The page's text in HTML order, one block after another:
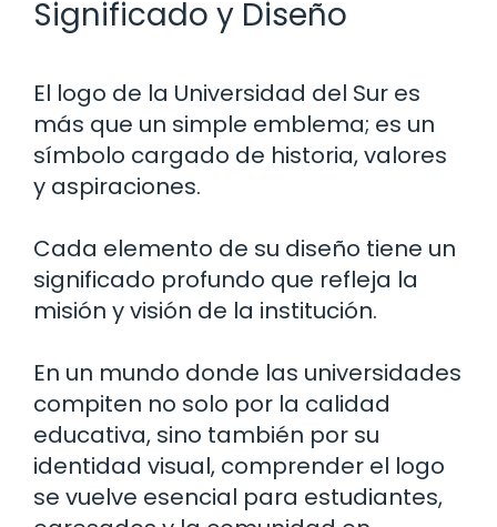
Significado y Diseño
El logo de la Universidad del Sur es
más que un simple emblema; es un
símbolo cargado de historia, valores
y aspiraciones.
Cada elemento de su diseño tiene un
significado profundo que refleja la
misión y visión de la institución.
En un mundo donde las universidades
compiten no solo por la calidad
educativa, sino también por su
identidad visual, comprender el logo
se vuelve esencial para estudiantes,